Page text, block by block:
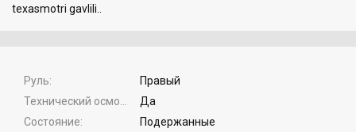
texasmotri gavlili..
Руль
Правый
Да
Состояние
Подержанные